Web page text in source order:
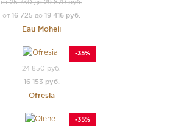
от 25 730 до 29 870 руб.
от 16 725 до 19 416 руб.
Eau Moheli
-35%
24 850 руб.
16 153 руб.
Ofresia
-35%